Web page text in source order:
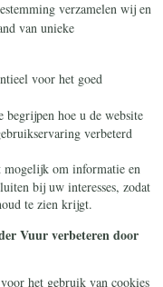
cultuur
. Wilt u